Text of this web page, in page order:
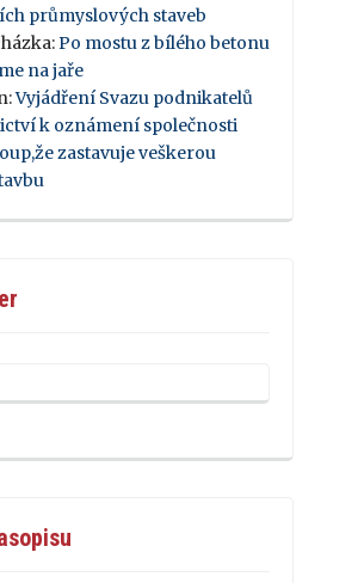
průmyslových staveb
: Po mostu z bílého betonu
na jaře
:Vyjádření Svazu podnikatelů
k oznámení společnosti
zastavuje veškerou